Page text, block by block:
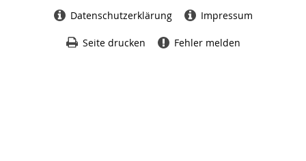
Datenschutzerklärung Impressum
Seite drucken Fehler melden